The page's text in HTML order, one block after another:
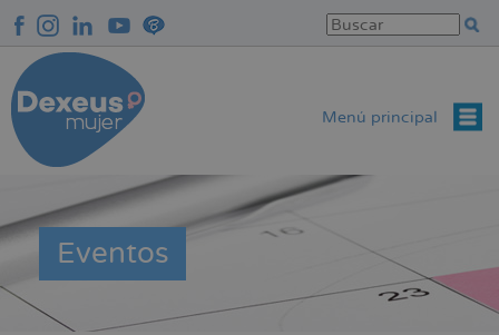
contenido
principal
Menú principal
Eventos